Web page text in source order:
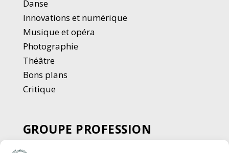
Danse
Innovations et numérique
Musique et opéra
Photographie
Théâtre
Bons plans
Critique
GROUPE PROFESSION
SPECTACLE